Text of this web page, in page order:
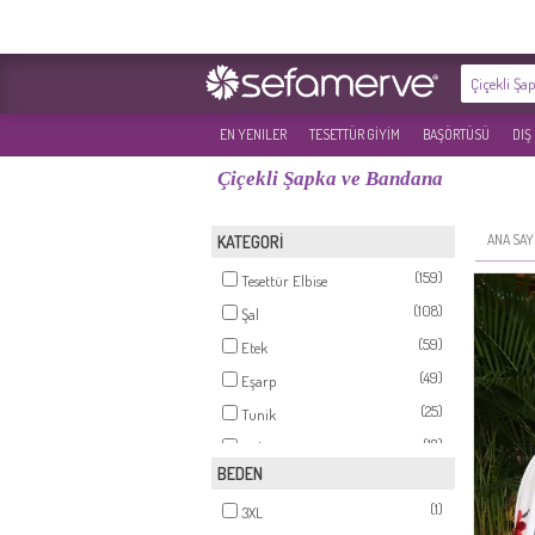
EN YENILER TESETTÜR GİYİM BAŞÖRTÜSÜ DIŞ
Çiçekli Şapka ve Bandana
KATEGORİ
Tesettür Elbise
(159)
Şal
(108)
Etek
(59)
Eşarp
(49)
Tunik
(25)
Triko
(18)
Takım
Tesettür Mayo
(3)
BEDEN
3XL
(1)
ANA